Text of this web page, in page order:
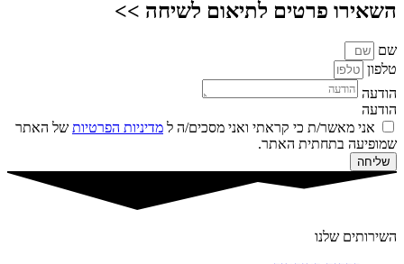
השאירו פרטים לתיאום לשיחה >>
שם
טלפון
הודעה
הודעה
אני מאשר/ת כי קראתי ואני מסכים/ה ל מדיניות הפרטיות של האתר
שמופיעה בתחתית האתר.
שליחה
השירותים שלנו